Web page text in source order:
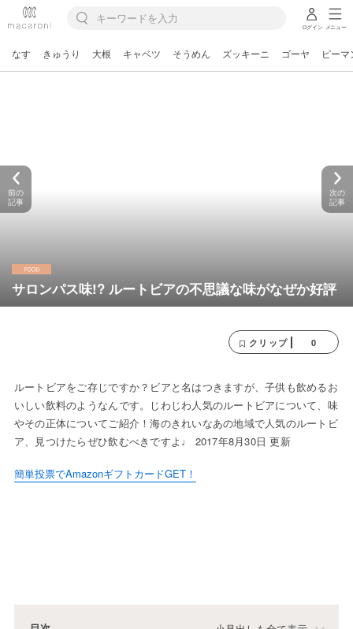
ログイン メニュー
なす きゅうり 大根 キャベツ そうめん ズッキーニ ゴーヤ ピーマ
サロンパス味!? ルートビアの不思議な味がなぜか好評
前の
記事
次の
記事
クリップ 0
ルートビアをご存じですか？ビアと名はつきますが、子供も飲めるお
いしい飲料のようなんです。じわじわ人気のルートビアについて、味
やその正体についてご紹介！海のきれいなあの地域で人気のルートビ
ア、見つけたらぜひ飲むべきですよ♩ 2017年8月30日 更新
簡単投票でAmazonギフトカードGET！